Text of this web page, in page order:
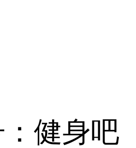
健身吧